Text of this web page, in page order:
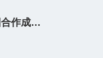
庆贺中科环试与中复连众复合材料集团合作成功！